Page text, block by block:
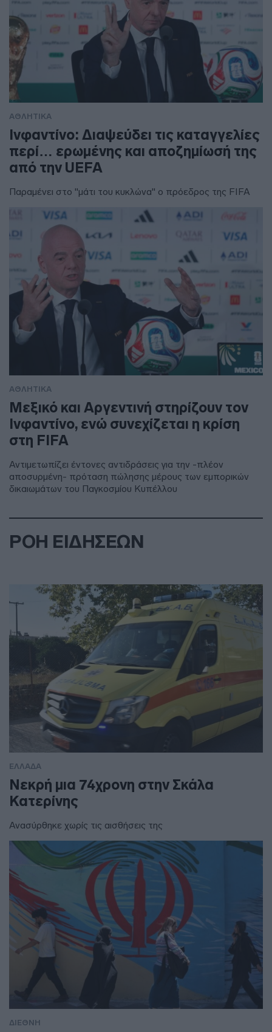
ΑΘΛΗΤΙΚΑ
Ινφαντίνο: Διαψεύδει τις καταγγελίες
περί… ερωμένης και αποζημίωσή της
από την UEFA
Παραμένει στο "μάτι του κυκλώνα" ο πρόεδρος της FIFA
ΑΘΛΗΤΙΚΑ
Μεξικό και Αργεντινή στηρίζουν τον
Ινφαντίνο, ενώ συνεχίζεται η κρίση
στη FIFA
Αντιμετωπίζει έντονες αντιδράσεις για την -πλέον
αποσυρμένη- πρόταση πώλησης μέρους των εμπορικών
δικαιωμάτων του Παγκοσμίου Κυπέλλου
ΡΟΗ ΕΙΔΗΣΕΩΝ
ΕΛΛΑΔΑ
Νεκρή μια 74χρονη στην Σκάλα
Κατερίνης
Ανασύρθηκε χωρίς τις αισθήσεις της
ΔΙΕΘΝΗ